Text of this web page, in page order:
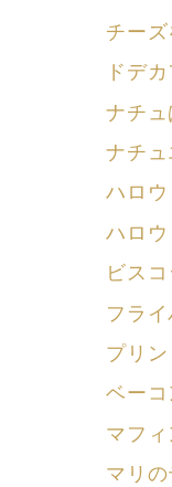
チー
ドデ
ナチュ
ナチ
ハロウ
ハロ
ビスコ
フラ
プリン
ベー
マフィ
マリ